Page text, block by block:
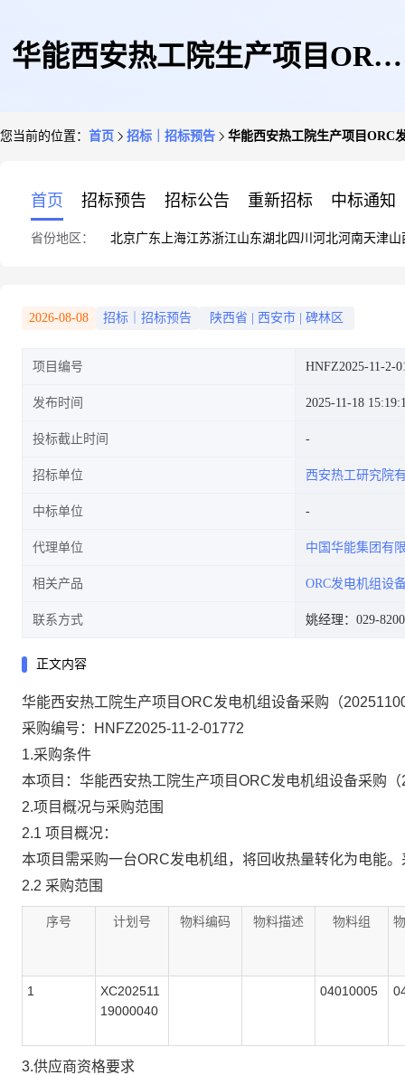
华能西安热工院生产项目ORC
您当前的位置： 首页 招标｜招标预告 华能西安热工院生产项目ORC
首页 招标预告 招标公告 重新招标 中标通知
省份地区： 北京广东 上海江苏浙江山东湖北四川 河北河南天津山
2026-08-08 招标｜招标预告 陕西省 西安市 碑林区
项目编号 HNFZ2025-11-2-
发布时间 2025-11-18
投标截止时间
招标单位 西安热工研究院
中标单位
代理单位 中国华能集团有
相关产品 ORC发电机组设
联系方式 姚经理：029-
正文内容
华能西安热工院生产项目ORC发电机组设备采购（
采购编号：HNFZ2025-11-2-01772
1.采购条件
本项目：华能西安热工院生产项目ORC发电机组设备采购
2.项目概况与采购范围
2.1 项目概况：
本项目需采购一台ORC发电机组，将回收热量转化为电能
2.2 采购范围
序号 计划号 物料编码 物料描述 物料组
1
XC202511
19000040
04010005
3.供应商资格要求